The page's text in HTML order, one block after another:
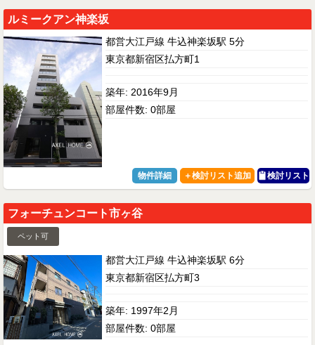
ルミークアン神楽坂
都営大江戸線 牛込神楽坂駅 5分
東京都新宿区払方町1
築年: 2016年9月
部屋件数: 0部屋
物件詳細 検討リスト
フォーチュンコート市ヶ谷
ペット可
都営大江戸線 牛込神楽坂駅 6分
東京都新宿区払方町3
築年: 1997年2月
部屋件数: 0部屋